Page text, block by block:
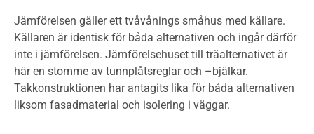
Jämförelsen gäller ett tvåvånings småhus med källare.
Källaren är identisk för båda alternativen och ingår därför
inte i jämförelsen. Jämförelsehuset till träalternativet är
här en stomme av tunnplåtsreglar och –bjälkar.
Takkonstruktionen har antagits lika för båda alternativen
liksom fasadmaterial och isolering i väggar.